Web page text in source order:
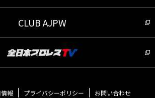
CLUB AJPW
報 プライバシーポリシー お問い合わせ